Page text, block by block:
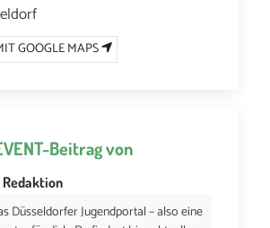
GOOGLE MAPS
-Beitrag von
Redaktion
Düsseldorfer Jugendportal – also eine